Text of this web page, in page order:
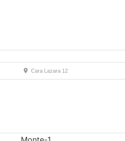
Cara Lazara 12